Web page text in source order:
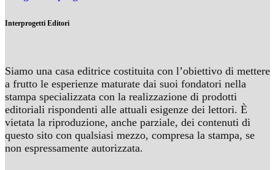
Interprogetti Editori
Siamo una casa editrice costituita con l’obiettivo di mettere
a frutto le esperienze maturate dai suoi fondatori nella
stampa specializzata con la realizzazione di prodotti
editoriali rispondenti alle attuali esigenze dei lettori. È
vietata la riproduzione, anche parziale, dei contenuti di
questo sito con qualsiasi mezzo, compresa la stampa, se
non espressamente autorizzata.